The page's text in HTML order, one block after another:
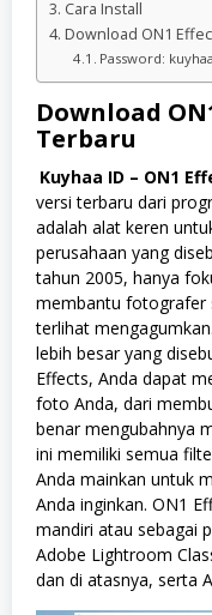
Cara Install
Download ON1
Password: kuyhaa
Download
Terbaru
Kuyhaa ID – ON1
versi terbaru dari
adalah alat keren
perusahaan yang
tahun 2005, hanya
membantu fotografer
terlihat
lebih besar yang
Effects, Anda dapat
foto Anda, dari
benar mengubahnya
ini memiliki semua
Anda mainkan untuk
Anda inginkan. ON1
mandiri atau sebagai
Adobe Lightroom
dan di atasnya, serta